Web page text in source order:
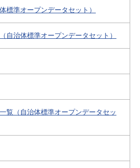
標準オープンデータセット）
自治体標準オープンデータセット）
覧（自治体標準オープンデータセッ